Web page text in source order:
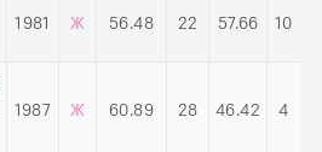
1981 Ж 56.48 22 57.66 10
1987 Ж 60.89 28 46.42 4